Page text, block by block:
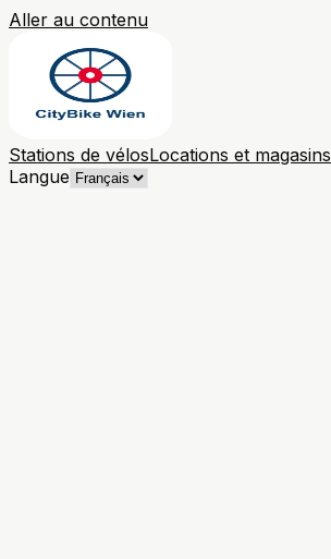
Aller au contenu
Stations de vélosLocations et magasins
Langue